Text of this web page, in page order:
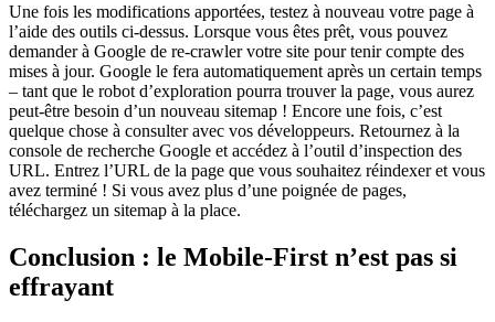
Une fois les modifications apportées, testez à nouveau votre page à
l’aide des outils ci-dessus. Lorsque vous êtes prêt, vous pouvez
demander à Google de re-crawler votre site pour tenir compte des
mises à jour. Google le fera automatiquement après un certain temps
– tant que le robot d’exploration pourra trouver la page, vous aurez
peut-être besoin d’un nouveau sitemap ! Encore une fois, c’est
quelque chose à consulter avec vos développeurs. Retournez à la
console de recherche Google et accédez à l’outil d’inspection des
URL. Entrez l’URL de la page que vous souhaitez réindexer et vous
avez terminé ! Si vous avez plus d’une poignée de pages,
téléchargez un sitemap à la place.
Conclusion : le Mobile-First n’est pas si
effrayant